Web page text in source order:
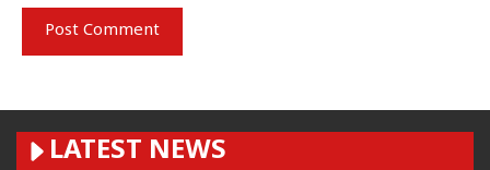
LATEST NEWS